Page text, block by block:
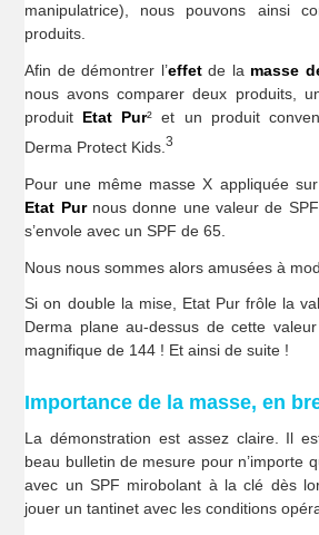
manipulatrice), nous pouvons ainsi
produits.
Afin de démontrer l’effetde la masse
nous avons comparer deux produits,
produit Etat Pur² et un produit
Derma Protect Kids.3
Pour une même masse X appliquée
Etat Purnous donne une valeur de SPF
s’envole avec un SPF de 65.
Nous nous sommes alors amusées à
Si on double la mise, Etat Pur frôle la
Derma plane au-dessus de cette
magnifique de 144 ! Et ainsi de suite !
Importance de la masse, en
La démonstration est assez claire. Il
beau bulletin de mesure pour n’importe
avec un SPF mirobolant à la clé dès
jouer un tantinet avec les conditions